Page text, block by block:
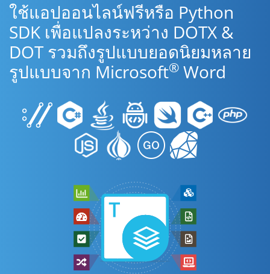
ใช้แอปออนไลน์ฟรีหรือ Python
SDK เพื่อแปลงระหว่าง DOTX &
DOT รวมถึงรูปแบบยอดนิยมหลาย
รูปแบบจาก Microsoft® Word